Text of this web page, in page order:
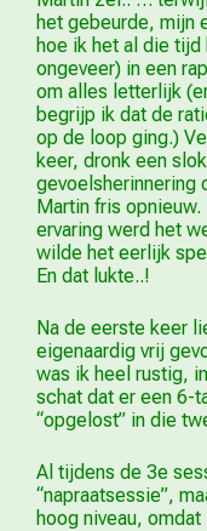
het gebeurde, mijn
hoe ik het al die
ongeveer) in een
om alles letterlijk
begrijp ik dat de
op de loop ging.)
keer, dronk een
gevoelsherinnering
Martin fris
ervaring werd het
wilde het eerlijk
En dat lukte..!
Na de eerste keer
eigenaardig vrij
was ik heel rustig,
schat dat er een 6-
“opgelost” in die
Al tijdens de 3e
“napraatsessie”,
hoog niveau, omdat